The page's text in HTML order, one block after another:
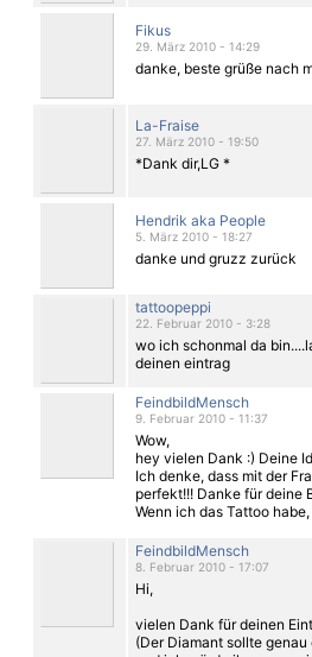
Fikus
29. März 2010 - 14:29
danke, beste grüße nach
La-Fraise
27. März 2010 - 19:50
*Dank dir,LG *
Hendrik aka People
5. März 2010 - 18:27
danke und gruzz zurück
tattoopeppi
22. Februar 2010 - 3:28
wo ich schonmal da
deinen eintrag
FeindbildMensch
9. Februar 2010 - 11:37
Wow,
hey vielen Dank :) Deine
Ich denke, dass mit der
perfekt!!! Danke für deine
Wenn ich das Tattoo
FeindbildMensch
8. Februar 2010 - 17:07
Hi,
vielen Dank für deinen
(Der Diamant sollte genau